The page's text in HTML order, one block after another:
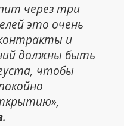
через три
это очень
и
должны быть
чтобы
.